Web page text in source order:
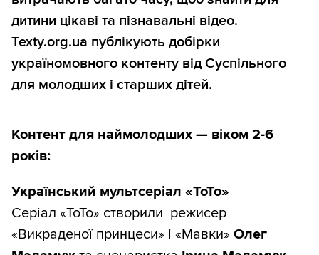
дитини цікаві та пізнавальні відео.
Texty.org.ua публікують добірки
україномовного контенту від Суспільного
для молодших і старших дітей.
Контент для наймолодших — віком 2-6
років:
Український мультсеріал «ТоТо»
Серіал «ТоТо» створили режисер
«Викраденої принцеси» і «Мавки» Олег